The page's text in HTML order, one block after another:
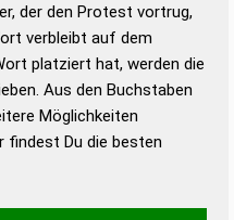
in 12 Bänden
und gutes
deutsche Grammatik
der den Protest vortrug,
verbleibt auf dem
platziert hat, werden die
Aus den Buchstaben
Möglichkeiten
findest Du die besten